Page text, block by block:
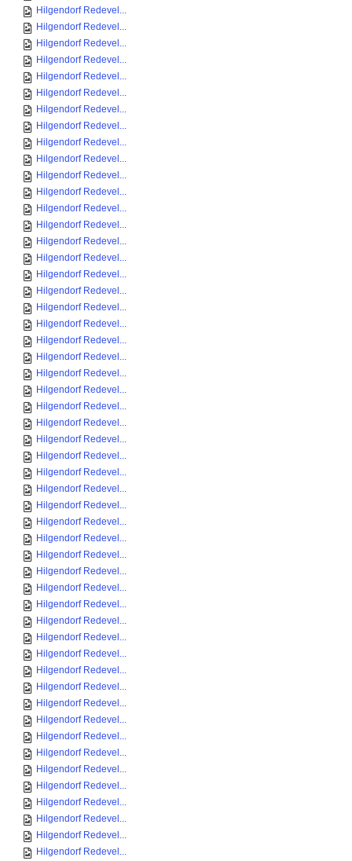
Hilgendorf Redevel...
Hilgendorf Redevel...
Hilgendorf Redevel...
Hilgendorf Redevel...
Hilgendorf Redevel...
Hilgendorf Redevel...
Hilgendorf Redevel...
Hilgendorf Redevel...
Hilgendorf Redevel...
Hilgendorf Redevel...
Hilgendorf Redevel...
Hilgendorf Redevel...
Hilgendorf Redevel...
Hilgendorf Redevel...
Hilgendorf Redevel...
Hilgendorf Redevel...
Hilgendorf Redevel...
Hilgendorf Redevel...
Hilgendorf Redevel...
Hilgendorf Redevel...
Hilgendorf Redevel...
Hilgendorf Redevel...
Hilgendorf Redevel...
Hilgendorf Redevel...
Hilgendorf Redevel...
Hilgendorf Redevel...
Hilgendorf Redevel...
Hilgendorf Redevel...
Hilgendorf Redevel...
Hilgendorf Redevel...
Hilgendorf Redevel...
Hilgendorf Redevel...
Hilgendorf Redevel...
Hilgendorf Redevel...
Hilgendorf Redevel...
Hilgendorf Redevel...
Hilgendorf Redevel...
Hilgendorf Redevel...
Hilgendorf Redevel...
Hilgendorf Redevel...
Hilgendorf Redevel...
Hilgendorf Redevel...
Hilgendorf Redevel...
Hilgendorf Redevel...
Hilgendorf Redevel...
Hilgendorf Redevel...
Hilgendorf Redevel...
Hilgendorf Redevel...
Hilgendorf Redevel...
Hilgendorf Redevel...
Hilgendorf Redevel...
Hilgendorf Redevel...